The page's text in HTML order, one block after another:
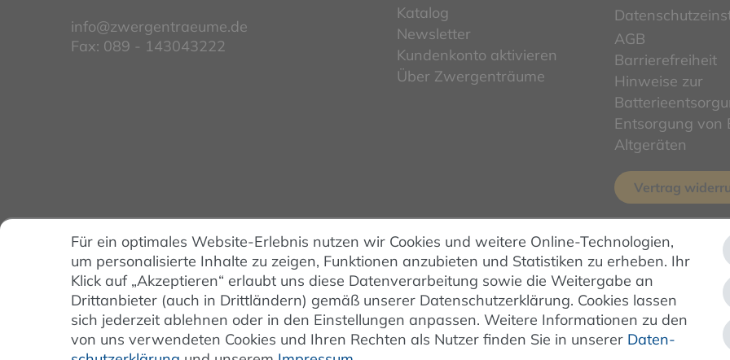
info@zwergentraeume.de
Fax: 089 - 143043222
Katalog
Newsletter
Kundenkonto aktivieren
Über Zwergenträume
AGB
Barrierefreiheit
Hinweise zur
Entsorgung von
Altgeräten
Vertrag
ZAHLUNG & VERSAND
Für ein optimales Website-Erlebnis nutzen wir Cookies und weitere Online-Technologien,
um personalisierte Inhalte zu zeigen, Funktionen anzubieten und Statistiken zu erheben. Ihr
Klick auf „Akzeptieren“ erlaubt uns diese Datenverarbeitung sowie die Weitergabe an
Drittanbieter (auch in Drittländern) gemäß unserer Datenschutzerklärung. Cookies lassen
sich jederzeit ablehnen oder in den Einstellungen anpassen. Weitere Informationen zu den
von uns verwendeten Cookies und Ihren Rechten als Nutzer finden Sie in unserer Daten­